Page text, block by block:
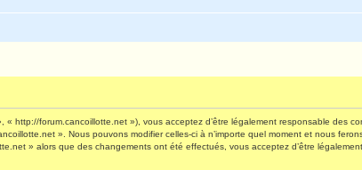
forum.cancoillotte.net »), vous acceptez d’être légalement responsable des
». Nous pouvons modifier celles-ci à n’importe quel moment et nous
» alors que des changements ont été effectués, vous acceptez d’être